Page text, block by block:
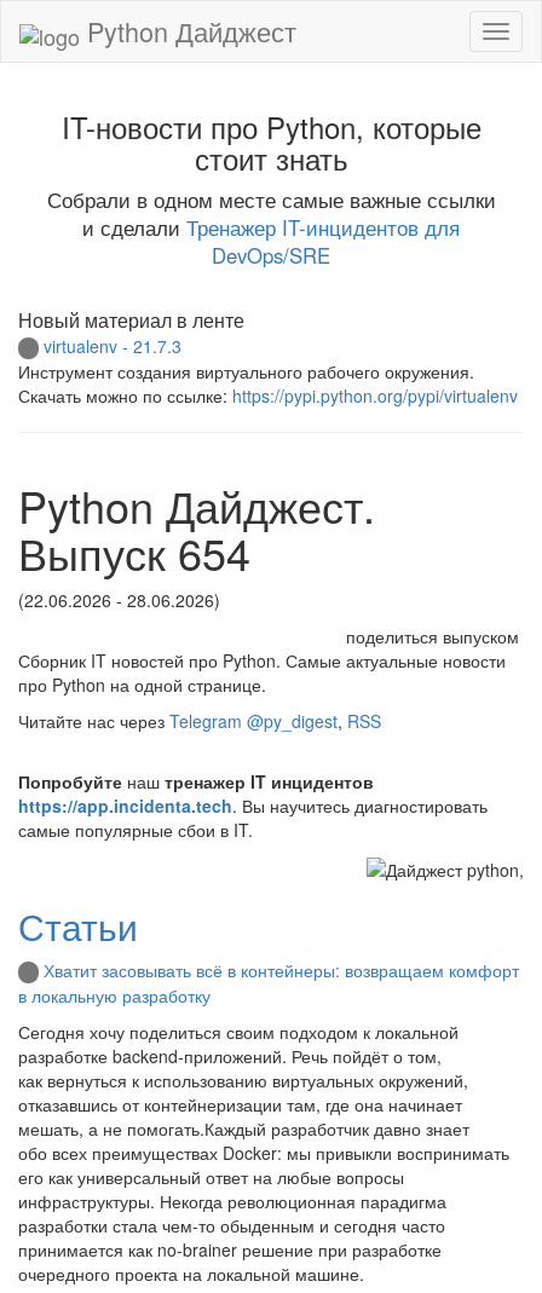
Python Дайджест
IT-новости про Python, которые
стоит знать
Собрали в одном месте самые важные ссылки
и сделали Тренажер IT-инцидентов для
DevOps/SRE
Новый материал в ленте
virtualenv - 21.7.3
Инструмент создания виртуального рабочего окружения.
Скачать можно по ссылке: https://pypi.python.org/pypi/virtualenv
Python Дайджест.
Выпуск 654
(22.06.2026 - 28.06.2026)
поделиться выпуском
Сборник IT новостей про Python. Самые актуальные новости
про Python на одной странице.
Читайте нас через Telegram @py_digest, RSS
Попробуйте наш тренажер IT инцидентов
https://app.incidenta.tech. Вы научитесь диагностировать
самые популярные сбои в IT.
Статьи
Хватит засовывать всё в контейнеры: возвращаем комфорт
в локальную разработку
Сегодня хочу поделиться своим подходом к локальной
разработке backend‑приложений. Речь пойдёт о том,
как вернуться к использованию виртуальных окружений,
отказавшись от контейнеризации там, где она начинает
мешать, а не помогать.Каждый разработчик давно знает
обо всех преимуществах Docker: мы привыкли воспринимать
его как универсальный ответ на любые вопросы
инфраструктуры. Некогда революционная парадигма
разработки стала чем‑то обыденным и сегодня часто
принимается как no‑brainer решение при разработке
очередного проекта на локальной машине.